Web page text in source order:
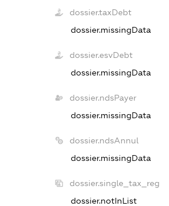
dossier.taxDebt
dossier.missingData
dossier.esvDebt
dossier.missingData
dossier.ndsPayer
dossier.missingData
dossier.ndsAnnul
dossier.missingData
dossier.single_tax_reg
dossier.notInList